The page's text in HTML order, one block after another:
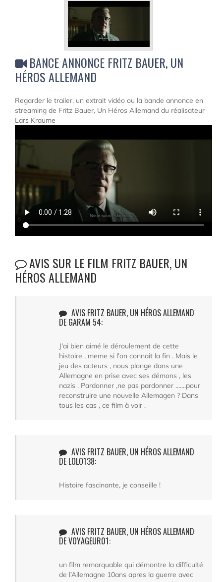
BANCE ANNONCE FRITZ BAUER, UN
HÉROS ALLEMAND
Regarder le trailer, un extrait vidéo ou la bande annonce en
streaming de Fritz Bauer, Un Héros Allemand du réalisateur
Lars Kraume
AVIS SUR LE FILM FRITZ BAUER, UN
HÉROS ALLEMAND
AVIS FRITZ BAUER, UN HÉROS ALLEMAND
DE GARAM 54:
J'ai bien aimé le déroulement de cette
histoire , meme si l'on connait la fin . Mais le
jeu des acteurs , nous plonge dans une
Allemagne en prise avec ses démons , les
nazis . Pardonner ,ne pas pardonner .......pour
reconstruire une nouvelle Allemagen ? Dans
tous les cas , ce film à voir .
AVIS FRITZ BAUER, UN HÉROS ALLEMAND
DE LOLO138:
Histoire fascinante, je conseille !
AVIS FRITZ BAUER, UN HÉROS ALLEMAND
DE VOYAGEUR01:
un film remarquable qui démontre la difficulté
de l’Allemagne 10ans apres la guerre avec